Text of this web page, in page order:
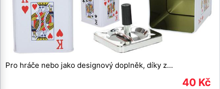
Pro hráče nebo jako designový doplněk, díky z…
40 Kč